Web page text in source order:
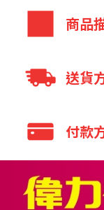
商品
大豆萃
光彩
蜂王乳
的珍品。
送貨
全家 取貨
全家 取貨不
7-11 取貨
7-11 取貨
宅配
付款
信用卡付款
貨到付款